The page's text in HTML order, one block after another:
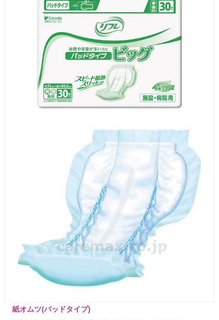
紙オムツ(パッドタイプ)